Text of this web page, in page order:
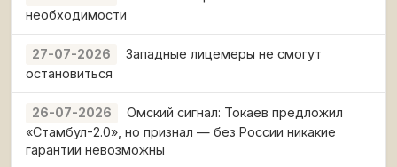
необходимости
27-07-2026
Западные лицемеры не смогут
остановиться
26-07-2026
Омский сигнал: Токаев предложил
«Стамбул-2.0», но признал — без России никакие
гарантии невозможны